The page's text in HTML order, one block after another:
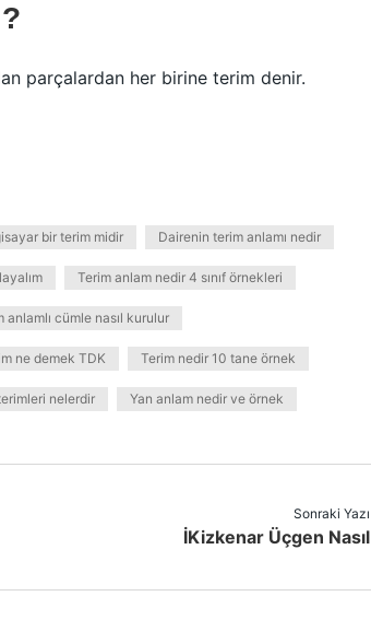
parçalardan her birine terim denir.
bir terim midir Dairenin terim anlamı nedir
Terim anlam nedir 4 sınıf örnekleri
anlamlı cümle nasıl kurulur
ne demek TDK Terim nedir 10 tane örnek
nelerdir Yan anlam nedir ve örnek
Sonraki Yazı
İKizkenar Üçgen Nasıl